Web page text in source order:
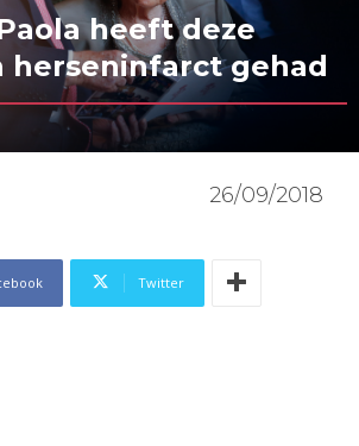
heeft deze
herseninfarct gehad
26/09/2018
Twitter